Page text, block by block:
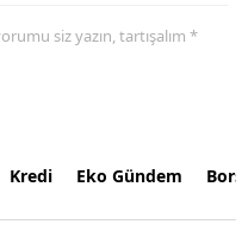
siz yazın, tartışalım *
Kredi Eko Gündem